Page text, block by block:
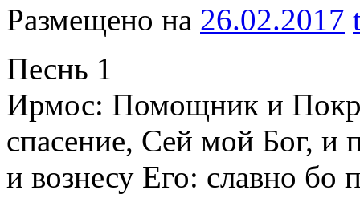
Размещено на 26.02.2017
Песнь 1
Ирмос: Помощник и
спасение, Сей мой Бог, и
и вознесу Его: славно бо